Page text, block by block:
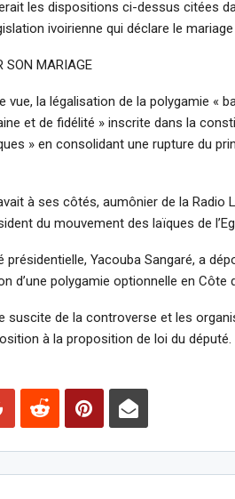
les dispositions ci-dessus citées
ivoirienne qui déclare le
SON MARIAGE
vue, la légalisation de la polygamie «
et de fidélité » inscrite dans la
» en consolidant une rupture du
à ses côtés, aumônier de la Radio
du mouvement des laïques de
Yacouba Sangaré, a
d’une polygamie optionnelle en Côte
suscite de la controverse et les
à la proposition de loi du député.